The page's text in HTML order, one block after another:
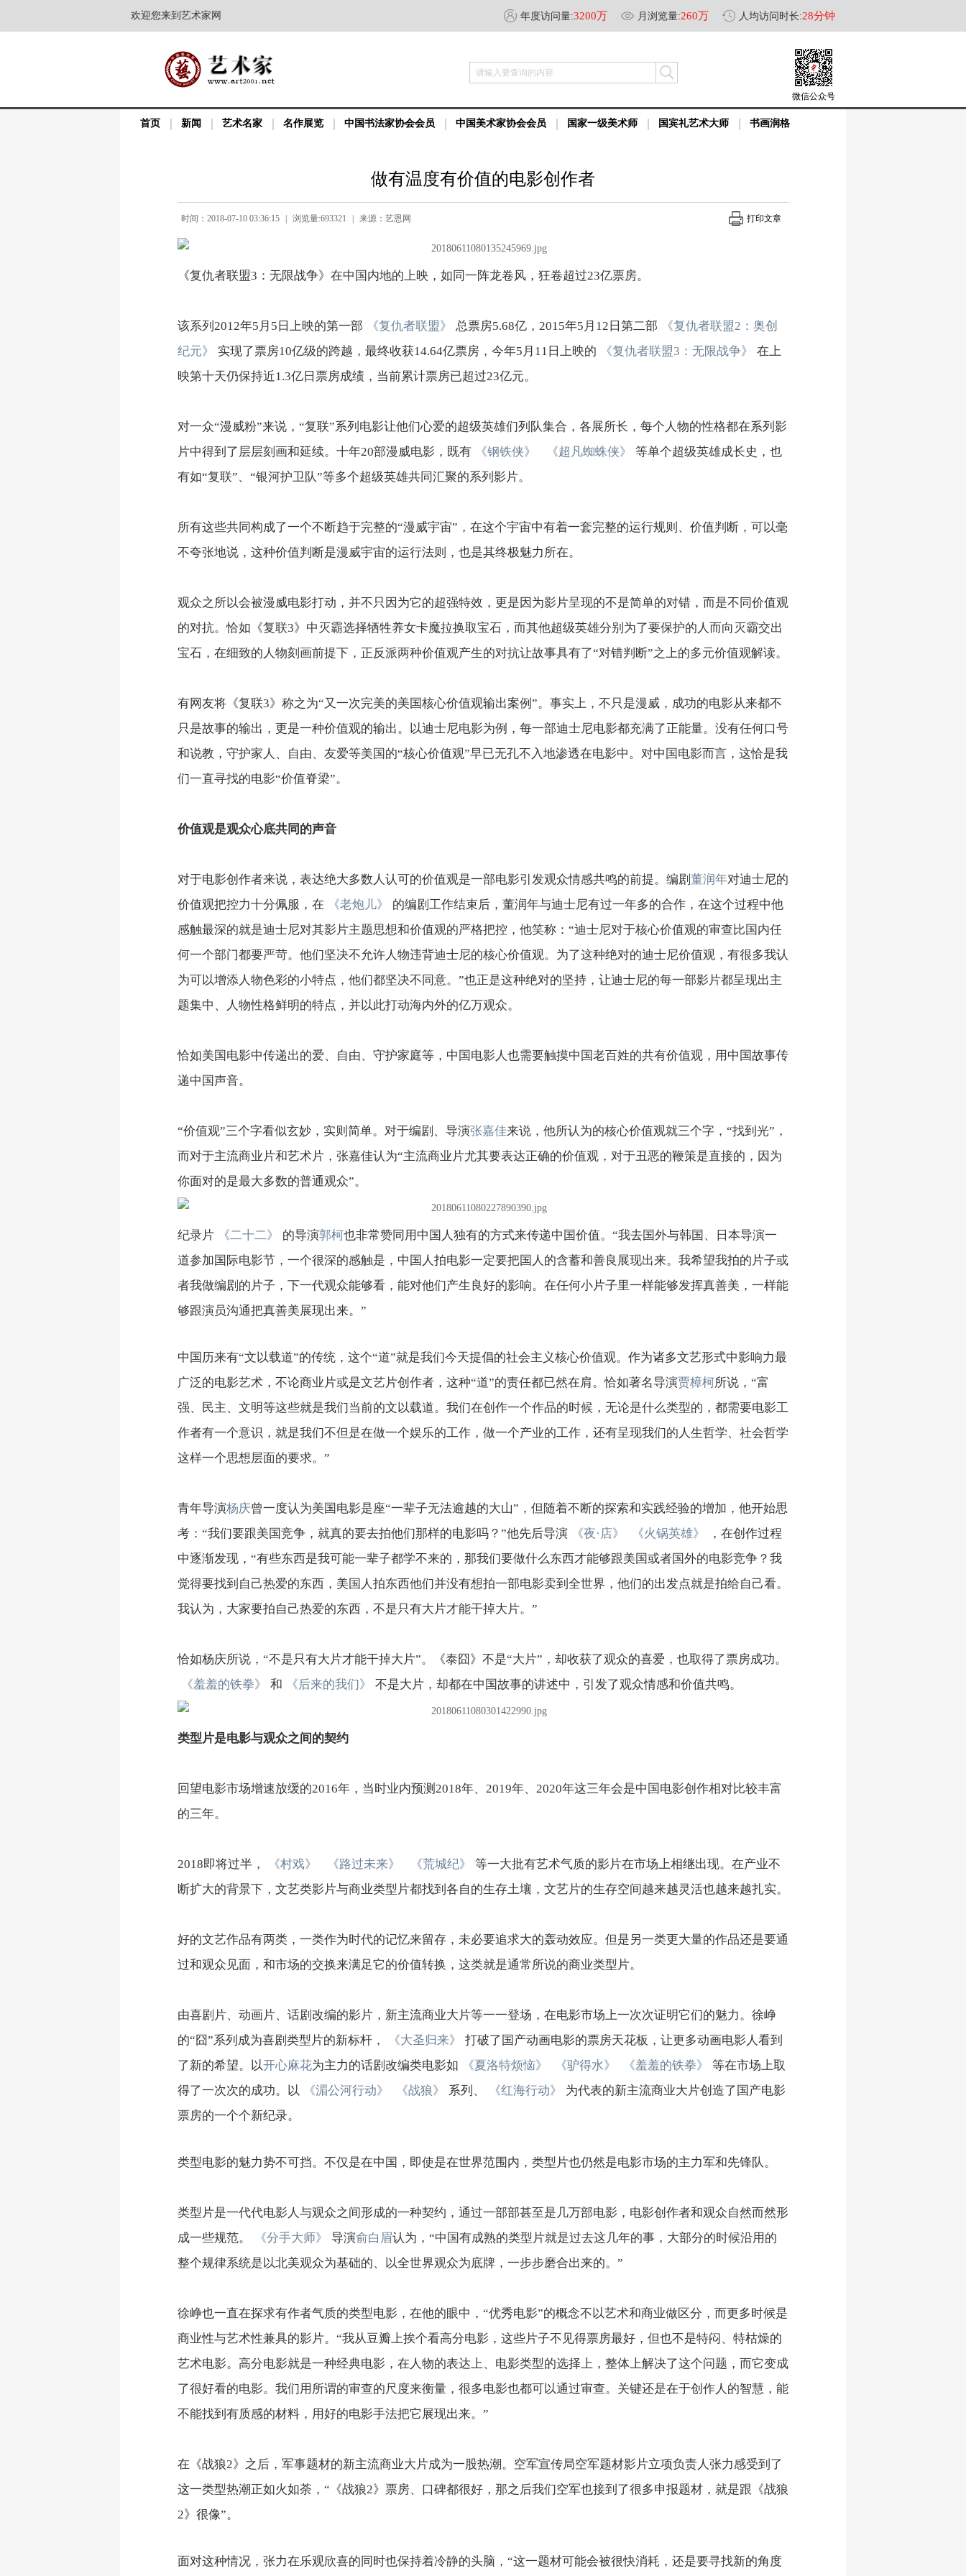
欢迎您来到艺术家网 年度访问量:3200万 月浏览量:260万 人均访问时长:28分钟
请输入要查询的内容
微信公众号
首页 新闻 艺术名家 名作展览 中国书法家协会会员 中国美术家协会会员 国家一级美术师 国宾礼艺术大师 书画润格
做有温度有价值的电影创作者
时间：2018-07-10 03:36:15 浏览量:693321 来源：艺恩网 打印文章
《复仇者联盟3：无限战争》在中国内地的上映，如同一阵龙卷风，狂卷超过23亿票房。
该系列2012年5月5日上映的第一部 《复仇者联盟》 总票房5.68亿，2015年5月12日第二部
《复仇者联盟2：奥创
纪元》
实现了票房10亿级的跨越，最终收获14.64亿票房，今年5月11日上映的 《复仇者联盟3：无限战争》
在上
映第十天仍保持近1.3亿日票房成绩，当前累计票房已超过23亿元。
对一众“漫威粉”来说，“复联”系列电影让他们心爱的超级英雄们列队集合，各展所长，每个人物的性格都在系列影
片中得到了层层刻画和延续。十年20部漫威电影，既有
《钢铁侠》 《超凡蜘蛛侠》
等单个超级英雄成长史，也
有如“复联”、“银河护卫队”等多个超级英雄共同汇聚的系列影片。
所有这些共同构成了一个不断趋于完整的“漫威宇宙”，在这个宇宙中有着一套完整的运行规则、价值判断，可以毫
不夸张地说，这种价值判断是漫威宇宙的运行法则，也是其终极魅力所在。
观众之所以会被漫威电影打动，并不只因为它的超强特效，更是因为影片呈现的不是简单的对错，而是不同价值观
的对抗。恰如《复联3》中灭霸选择牺牲养女卡魔拉换取宝石，而其他超级英雄分别为了要保护的人而向灭霸交出
宝石，在细致的人物刻画前提下，正反派两种价值观产生的对抗让故事具有了“对错判断”之上的多元价值观解读。
有网友将《复联3》称之为“又一次完美的美国核心价值观输出案例”。事实上，不只是漫威，成功的电影从来都不
只是故事的输出，更是一种价值观的输出。以迪士尼电影为例，每一部迪士尼电影都充满了正能量。没有任何口号
和说教，守护家人、自由、友爱等美国的“核心价值观”早已无孔不入地渗透在电影中。对中国电影而言，这恰是我
们一直寻找的电影“价值脊梁”。
价值观是观众心底共同的声音
对于电影创作者来说，表达绝大多数人认可的价值观是一部电影引发观众情感共鸣的前提。编剧 董润年对迪士尼的
价值观把控力十分佩服，在
《老炮儿》
的编剧工作结束后，董润年与迪士尼有过一年多的合作，在这个过程中他
感触最深的就是迪士尼对其影片主题思想和价值观的严格把控，他笑称：“迪士尼对于核心价值观的审查比国内任
何一个部门都要严苛。他们坚决不允许人物违背迪士尼的核心价值观。为了这种绝对的迪士尼价值观，有很多我认
为可以增添人物色彩的小特点，他们都坚决不同意。”也正是这种绝对的坚持，让迪士尼的每一部影片都呈现出主
题集中、人物性格鲜明的特点，并以此打动海内外的亿万观众。
恰如美国电影中传递出的爱、自由、守护家庭等，中国电影人也需要触摸中国老百姓的共有价值观，用中国故事传
递中国声音。
“价值观”三个字看似玄妙，实则简单。对于编剧、导演张嘉佳来说，他所认为的核心价值观就三个字，“找到光”，
而对于主流商业片和艺术片，张嘉佳认为“主流商业片尤其要表达正确的价值观，对于丑恶的鞭策是直接的，因为
你面对的是最大多数的普通观众”。
纪录片 《二十二》 的导演郭柯也非常赞同用中国人独有的方式来传递中国价值。“我去国外与韩国、日本导演一
道参加国际电影节，一个很深的感触是，中国人拍电影一定要把国人的含蓄和善良展现出来。我希望我拍的片子或
者我做编剧的片子，下一代观众能够看，能对他们产生良好的影响。在任何小片子里一样能够发挥真善美，一样能
够跟演员沟通把真善美展现出来。”
中国历来有“文以载道”的传统，这个“道”就是我们今天提倡的社会主义核心价值观。作为诸多文艺形式中影响力最
广泛的电影艺术，不论商业片或是文艺片创作者，这种“道”的责任都已然在肩。恰如著名导演贾樟柯所说，“富
强、民主、文明等这些就是我们当前的文以载道。我们在创作一个作品的时候，无论是什么类型的，都需要电影工
作者有一个意识，就是我们不但是在做一个娱乐的工作，做一个产业的工作，还有呈现我们的人生哲学、社会哲学
这样一个思想层面的要求。”
青年导演杨庆曾一度认为美国电影是座“一辈子无法逾越的大山”，但随着不断的探索和实践经验的增加，他开始思
考：“我们要跟美国竞争，就真的要去拍他们那样的电影吗？”他先后导演
《夜·店》 《火锅英雄》
，在创作过程
中逐渐发现，“有些东西是我可能一辈子都学不来的，那我们要做什么东西才能够跟美国或者国外的电影竞争？我
觉得要找到自己热爱的东西，美国人拍东西他们并没有想拍一部电影卖到全世界，他们的出发点就是拍给自己看。
我认为，大家要拍自己热爱的东西，不是只有大片才能干掉大片。”
恰如杨庆所说，“不是只有大片才能干掉大片”。《泰囧》不是“大片”，却收获了观众的喜爱，也取得了票房成功。
《羞羞的铁拳》
和 《后来的我们》 不是大片，却都在中国故事的讲述中，引发了观众情感和价值共鸣。
类型片是电影与观众之间的契约
回望电影市场增速放缓的2016年，当时业内预测2018年、2019年、2020年这三年会是中国电影创作相对比较丰富
的三年。
2018即将过半， 《村戏》 《路过未来》 《荒城纪》
等一大批有艺术气质的影片在市场上相继出现。在产业不
断扩大的背景下，文艺类影片与商业类型片都找到各自的生存土壤，文艺片的生存空间越来越灵活也越来越扎实。
好的文艺作品有两类，一类作为时代的记忆来留存，未必要追求大的轰动效应。但是另一类更大量的作品还是要通
过和观众见面，和市场的交换来满足它的价值转换，这类就是通常所说的商业类型片。
由喜剧片、动画片、话剧改编的影片，新主流商业大片等一一登场，在电影市场上一次次证明它们的魅力。徐峥
的“囧”系列成为喜剧类型片的新标杆，
《大圣归来》
打破了国产动画电影的票房天花板，让更多动画电影人看到
了新的希望。以开心麻花为主力的话剧改编类电影如 《夏洛特烦恼》 《驴得水》 《羞羞的铁拳》
等在市场上取
得了一次次的成功。以
《湄公河行动》 《战狼》 系列、 《红海行动》
为代表的新主流商业大片创造了国产电影
票房的一个个新纪录。
类型电影的魅力势不可挡。不仅是在中国，即使是在世界范围内，类型片也仍然是电影市场的主力军和先锋队。
类型片是一代代电影人与观众之间形成的一种契约，通过一部部甚至是几万部电影，电影创作者和观众自然而然形
成一些规范。
《分手大师》 导演俞白眉认为，“中国有成熟的类型片就是过去这几年的事，大部分的时候沿用的
整个规律系统是以北美观众为基础的、以全世界观众为底牌，一步步磨合出来的。”
徐峥也一直在探求有作者气质的类型电影，在他的眼中，“优秀电影”的概念不以艺术和商业做区分，而更多时候是
商业性与艺术性兼具的影片。“我从豆瓣上挨个看高分电影，这些片子不见得票房最好，但也不是特闷、特枯燥的
艺术电影。高分电影就是一种经典电影，在人物的表达上、电影类型的选择上，整体上解决了这个问题，而它变成
了很好看的电影。我们用所谓的审查的尺度来衡量，很多电影也都可以通过审查。关键还是在于创作人的智慧，能
不能找到有质感的材料，用好的电影手法把它展现出来。”
在《战狼2》之后，军事题材的新主流商业大片成为一股热潮。空军宣传局空军题材影片立项负责人张力感受到了
这一类型热潮正如火如荼，“《战狼2》票房、口碑都很好，那之后我们空军也接到了很多申报题材，就是跟《战狼
2》很像”。
面对这种情况，张力在乐观欣喜的同时也保持着冷静的头脑，“这一题材可能会被很快消耗，还是要寻找新的角度